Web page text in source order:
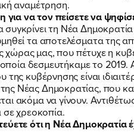
αναμέτρηση.
για να τον πείσετε να
τη Νέα
τα αποτελέσματα της
χώρας μας, που πέτυχε η
δεσμευτήκαμε το
κυβέρνησης είναι
Νέας Δημοκρατίας, που
ακόμα να γίνουν.
σε χρεοκοπία.
ότι η Νέα Δημοκρατία